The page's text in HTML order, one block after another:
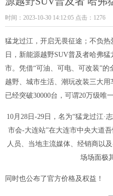
平台，辽宁数码产品移动版
时间：2023-10-30 14:12:05 点击：1276
猛龙过江，开启无畏征途；不负热
日，新能源越野SUV普及者哈弗
市。凭借“可油、可电、可改装”
越野、城市生活、潮玩改装三大
已经突破30000台，可谓20万级唯
10月28日-29日，名为“猛龙过江
市会-大连站”在大连市中央大道
人员、当地主流媒体、经销商以
场场面极
同时也公布了官方价格及权益！